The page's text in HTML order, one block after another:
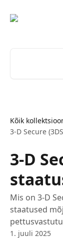
Kõik
3-D Secure
3-D
Mis on 3-D
staatused
1. juuli 2025